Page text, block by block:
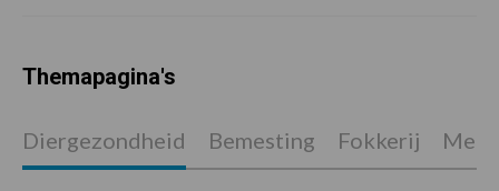
Themapagina's
Diergezondheid Bemesting Fokkerij